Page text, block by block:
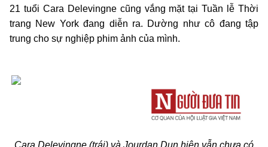
21 tuổi Cara Delevingne cũng vắng mặt tại Tuần lễ Thời
trang New York đang diễn ra. Dường như cô đang tập
trung cho sự nghiệp phim ảnh của mình.